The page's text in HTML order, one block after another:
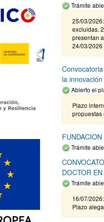
Trámite
25/03/
excluidas.
presentan
24/03/
la
Abierto el
Plazo
propuestas
Trámite
DOCTOR
Trámite
16/07/
Plazo